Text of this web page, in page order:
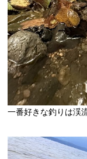
一番好きな釣りは渓